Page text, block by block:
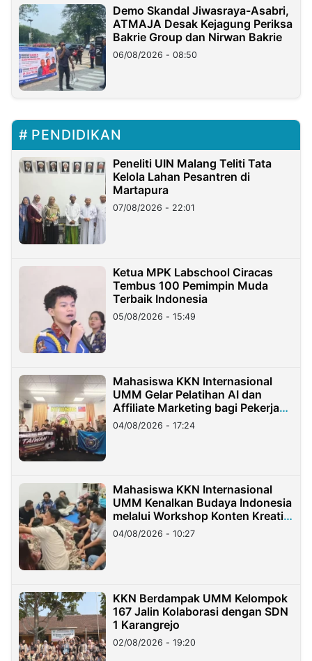
Demo Skandal Jiwasraya-Asabri,
ATMAJA Desak Kejagung Periksa
Bakrie Group dan Nirwan Bakrie
06/08/2026 - 08:50
PENDIDIKAN
Peneliti UIN Malang Teliti Tata
Kelola Lahan Pesantren di
Martapura
07/08/2026 - 22:01
Ketua MPK Labschool Ciracas
Tembus 100 Pemimpin Muda
Terbaik Indonesia
05/08/2026 - 15:49
Mahasiswa KKN Internasional
UMM Gelar Pelatihan AI dan
Affiliate Marketing bagi Pekerja
Migran Indonesia di Taiwan
04/08/2026 - 17:24
Mahasiswa KKN Internasional
UMM Kenalkan Budaya Indonesia
melalui Workshop Konten Kreatif
di Taiwan
04/08/2026 - 10:27
KKN Berdampak UMM Kelompok
167 Jalin Kolaborasi dengan SDN
1 Karangrejo
02/08/2026 - 19:20